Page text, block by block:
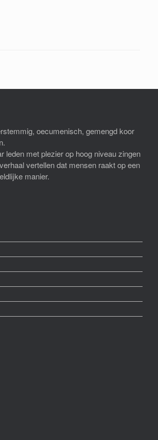
oecumenisch, gemengd koor
leden met plezier op hoog niveau zingen
vertellen dat mensen raakt op een
manier.